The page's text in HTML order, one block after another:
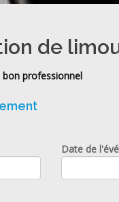
de
bon professionnel
Date de